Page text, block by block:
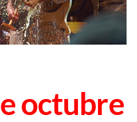
octubre